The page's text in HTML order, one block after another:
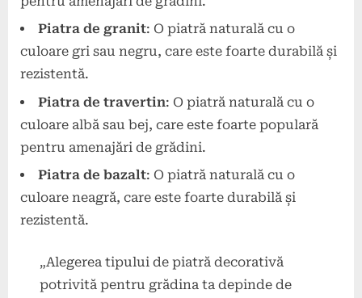
Piatra de granit: O piatră naturală cu o
culoare gri sau negru, care este foarte durabilă și
rezistentă.
Piatra de travertin: O piatră naturală cu o
culoare albă sau bej, care este foarte populară
pentru amenajări de grădini.
Piatra de bazalt: O piatră naturală cu o
culoare neagră, care este foarte durabilă și
rezistentă.
„Alegerea tipului de piatră decorativă
potrivită pentru grădina ta depinde de